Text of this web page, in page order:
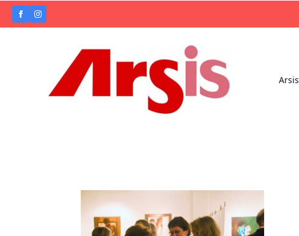
Arsis